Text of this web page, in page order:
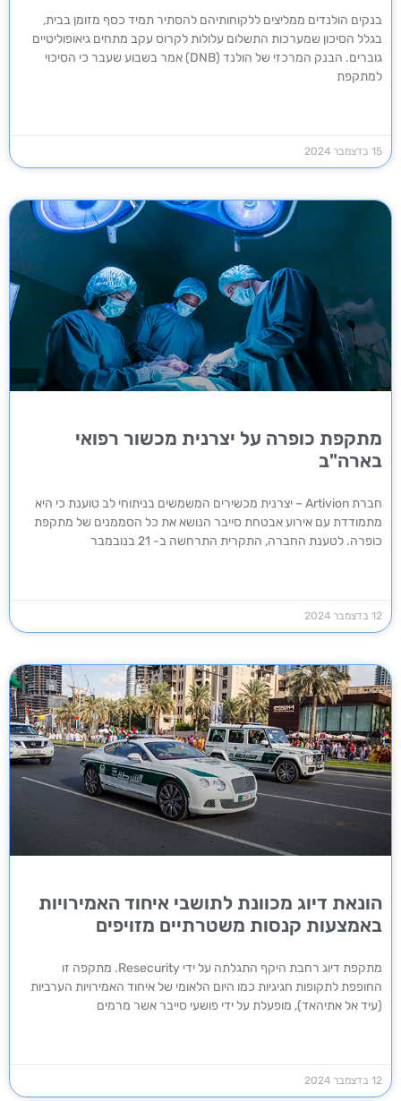
בנקים הולנדים ממליצים ​​ללקוחותיהם להסתיר תמיד כסף מזומן בבית,
בגלל הסיכון שמערכות התשלום עלולות לקרוס עקב מתחים גיאופוליטיים
גוברים. הבנק המרכזי של הולנד (DNB) אמר בשבוע שעבר כי הסיכוי
למתקפת
15 בדצמבר 2024
מתקפת כופרה על יצרנית מכשור רפואי
בארה"ב
חברת Artivion – יצרנית מכשירים המשמשים בניתוחי לב טוענת כי היא
מתמודדת עם אירוע אבטחת סייבר הנושא את כל הסממנים של מתקפת
כופרה. לטענת החברה, התקרית התרחשה ב- 21 בנובמבר
12 בדצמבר 2024
הונאת דיוג מכוונת לתושבי איחוד האמירויות
באמצעות קנסות משטרתיים מזויפים
מתקפת דיוג רחבת היקף התגלתה על ידי Resecurity. מתקפה זו
החופפת לתקופות חגיגיות כמו היום הלאומי של איחוד האמירויות הערביות
(עיד אל אתיהאד), מופעלת על ידי פושעי סייבר אשר מרמים
12 בדצמבר 2024